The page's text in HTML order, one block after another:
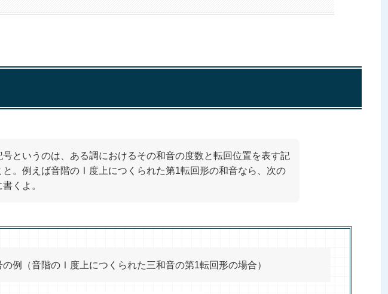
号というのは、ある調におけるその和音の度数と転回位置を表す記
と。例えば音階のⅠ度上につくられた第1転回形の和音なら、次の
くよ。
の例（音階のⅠ度上につくられた三和音の第1転回形の場合）